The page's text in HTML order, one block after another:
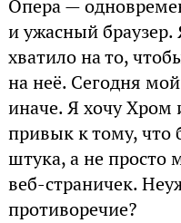
Опера —
и ужасный
хватило на то,
на неё. Сегодня
иначе. Я хочу Хром
привык к тому, что
штука, а не просто
веб-страничек.
противоречие?